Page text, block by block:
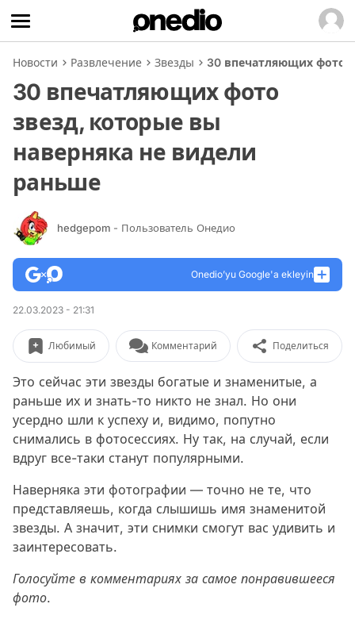
Новости Развлечение Звезды 30 впечатляющих фото
30 впечатляющих фото
звезд, которые вы
наверняка не видели
раньше
hedgepom - Пользователь Онедио
Onedio’yu Google'a ekleyin
22.03.2023 - 21:31
Любимый Комментарий Поделиться
Это сейчас эти звезды богатые и знаменитые, а
раньше их и знать-то никто не знал. Но они
усердно шли к успеху и, видимо, попутно
снимались в фотосессиях. Ну так, на случай, если
вдруг все-таки станут популярными.
Наверняка эти фотографии — точно не те, что
представляешь, когда слышишь имя знаменитой
звезды. А значит, эти снимки смогут вас удивить и
заинтересовать.
Голосуйте в комментариях за самое понравившееся
фото.